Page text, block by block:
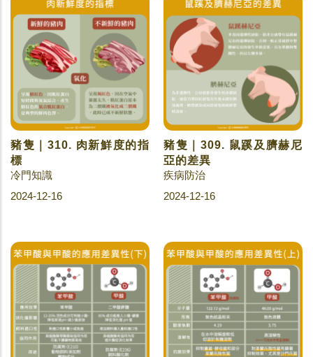
豬隻｜310. 肉新鮮度的指
標
冷門知識
2024-12-16
豬隻｜309. 鼠蹊及臍赫尼
亞的差異
疾病防治
2024-12-16